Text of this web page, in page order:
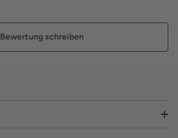
Bewertung schreiben